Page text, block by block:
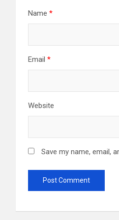
Name *
Email *
Website
Save my name, email,